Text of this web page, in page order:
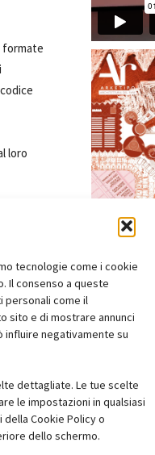
tecnologie come i cookie
Il consenso a queste
personali come il
sito e di mostrare annunci
influire negativamente su
dettagliate. Le tue scelte
le impostazioni in qualsiasi
Cookie Policy o
dello schermo.
formate
loro
molle,
di
spinta
il
nel
di
e
EVENTI